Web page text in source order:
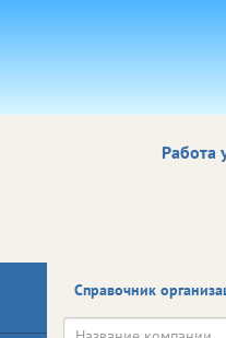
Работа
Справочник